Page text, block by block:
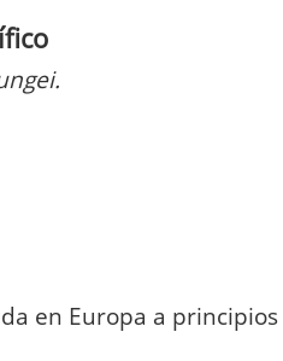
en Europa a principios